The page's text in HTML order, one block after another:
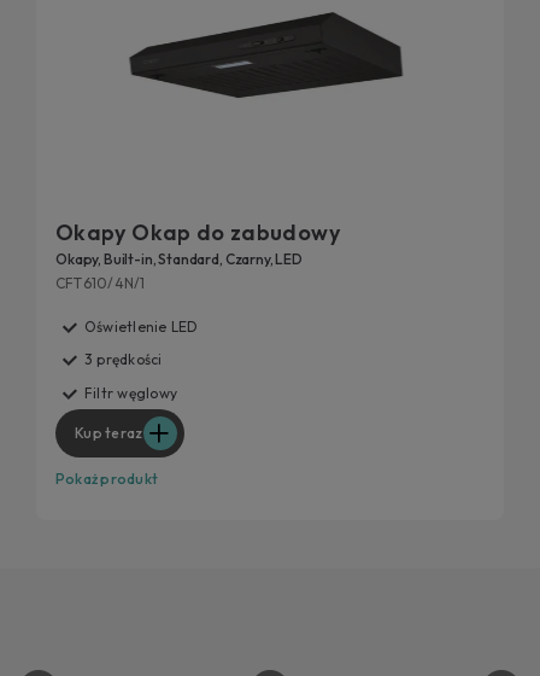
Okapy Okap do zabudowy
Okapy, Built-in, Standard, Czarny, LED
CFT610/4N/1
Oświetlenie LED
3 prędkości
Filtr węglowy
Kup teraz
Pokaż produkt